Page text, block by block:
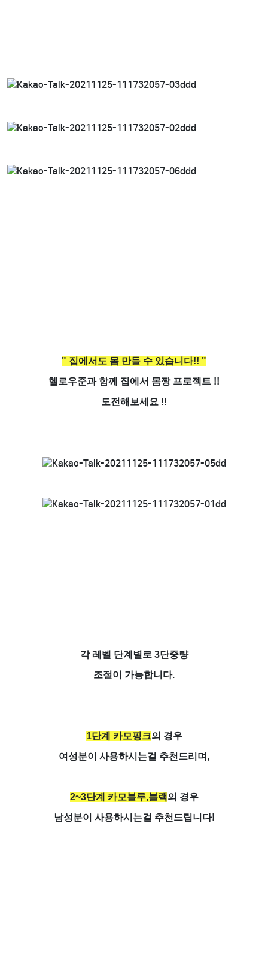
" 집에서도 몸 만들 수 있습니다!! "
헬로우준과 함께 집에서 몸짱 프로젝트 !!
도전해보세요 !!
각 레벨 단계별로 3단중량
조절이 가능합니다.
1단계 카모핑크의 경우
여성분이 사용하시는걸 추천드리며,
2~3단계 카모블루,블랙의 경우
남성분이 사용하시는걸 추천드립니다!